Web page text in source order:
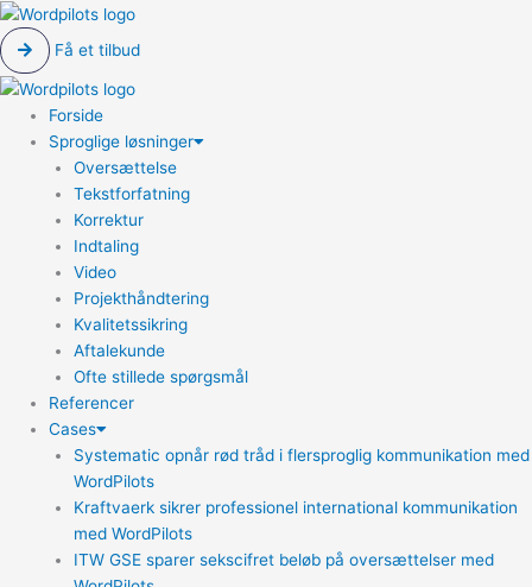
Få et tilbud
Forside
Sproglige løsninger
Oversættelse
Tekstforfatning
Korrektur
Indtaling
Video
Projekthåndtering
Kvalitetssikring
Aftalekunde
Ofte stillede spørgsmål
Referencer
Cases
Systematic opnår rød tråd i flersproglig kommunikation med
WordPilots
Kraftvaerk sikrer professionel international kommunikation
med WordPilots
ITW GSE sparer sekscifret beløb på oversættelser med